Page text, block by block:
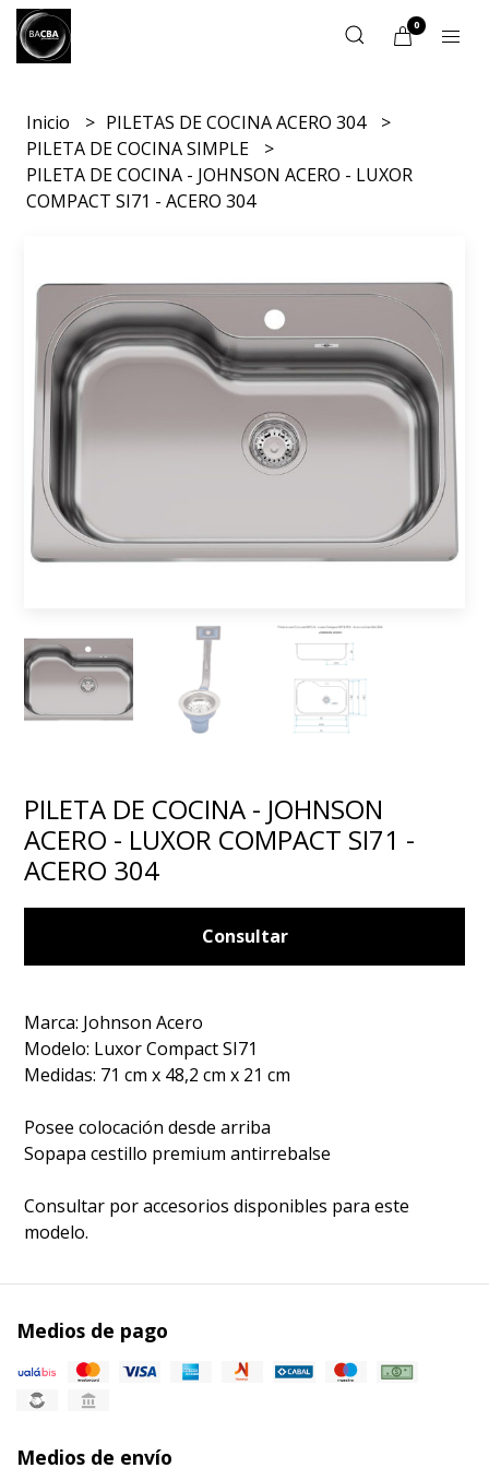
0
Inicio
PILETAS DE COCINA ACERO 304
PILETA DE COCINA SIMPLE
PILETA DE COCINA - JOHNSON ACERO - LUXOR
COMPACT SI71 - ACERO 304
PILETA DE COCINA - JOHNSON
ACERO - LUXOR COMPACT SI71 -
ACERO 304
Consultar
Marca: Johnson Acero
Modelo: Luxor Compact SI71
Medidas: 71 cm x 48,2 cm x 21 cm
Posee colocación desde arriba
Sopapa cestillo premium antirrebalse
Consultar por accesorios disponibles para este
modelo.
Medios de pago
Medios de envío